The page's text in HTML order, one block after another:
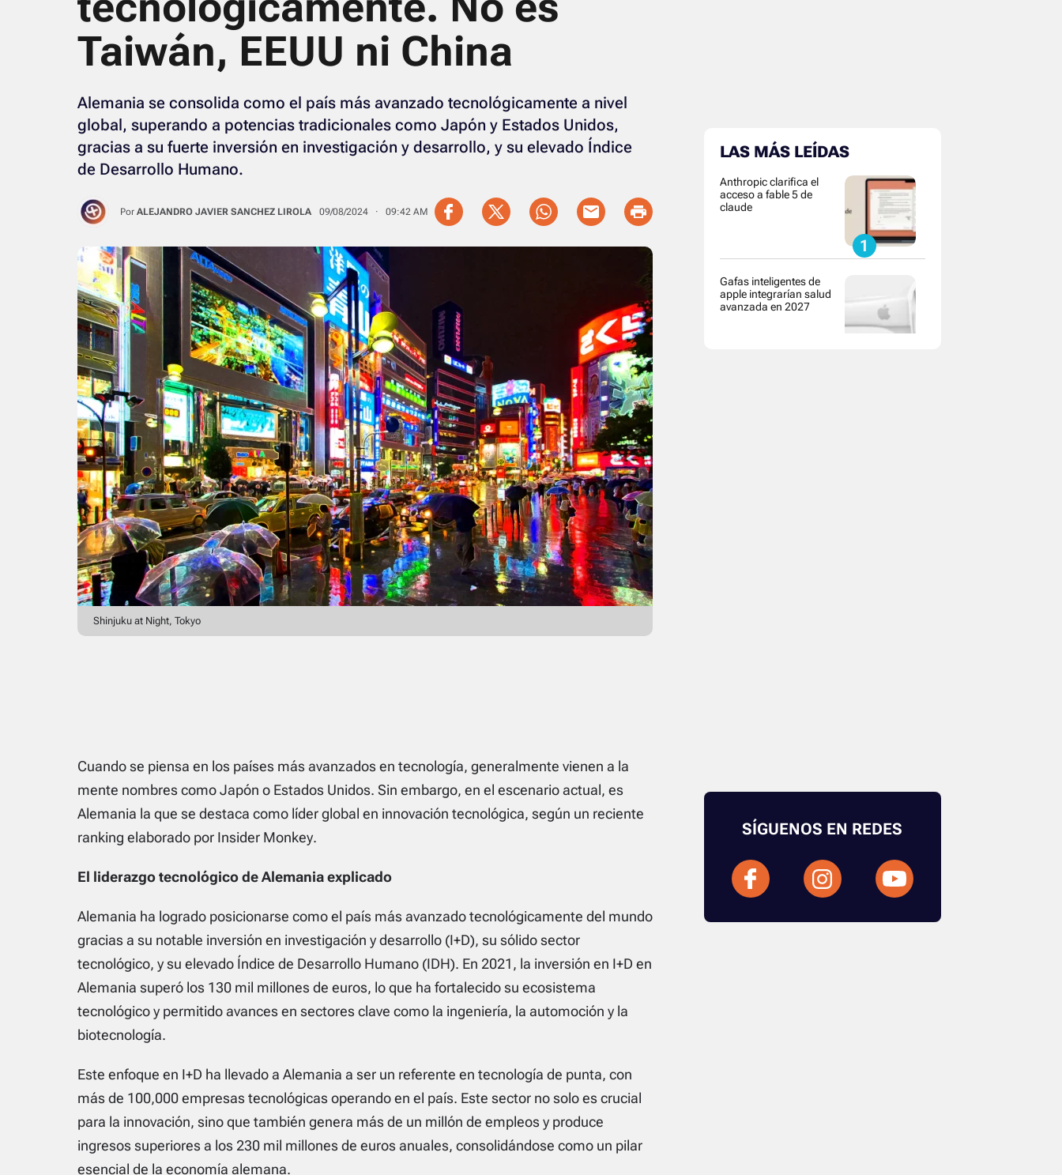
Taiwán, EEUU ni China
Alemania se consolida como el país más avanzado tecnológicamente a nivel
global, superando a potencias tradicionales como Japón y Estados Unidos,
gracias a su fuerte inversión en investigación y desarrollo, y su elevado Índice
de Desarrollo Humano.
Por ALEJANDRO JAVIER SANCHEZ LIROLA 09/08/2024 · 09:42 AM
Shinjuku at Night, Tokyo
Cuando se piensa en los países más avanzados en tecnología, generalmente vienen a la
mente nombres como Japón o Estados Unidos. Sin embargo, en el escenario actual, es
Alemania la que se destaca como líder global en innovación tecnológica, según un reciente
ranking elaborado por Insider Monkey.
El liderazgo tecnológico de Alemania explicado
Alemania ha logrado posicionarse como el país más avanzado tecnológicamente del mundo
gracias a su notable inversión en investigación y desarrollo (I+D), su sólido sector
tecnológico, y su elevado Índice de Desarrollo Humano (IDH). En 2021, la inversión en I+D en
Alemania superó los 130 mil millones de euros, lo que ha fortalecido su ecosistema
tecnológico y permitido avances en sectores clave como la ingeniería, la automoción y la
biotecnología.
Este enfoque en I+D ha llevado a Alemania a ser un referente en tecnología de punta, con
más de 100,000 empresas tecnológicas operando en el país. Este sector no solo es crucial
para la innovación, sino que también genera más de un millón de empleos y produce
ingresos superiores a los 230 mil millones de euros anuales, consolidándose como un pilar
esencial de la economía alemana.
LAS MÁS LEÍDAS
Anthropic clarifica el
acceso a fable 5 de
claude
Gafas inteligentes de
apple integrarían salud
avanzada en 2027
SÍGUENOS EN REDES